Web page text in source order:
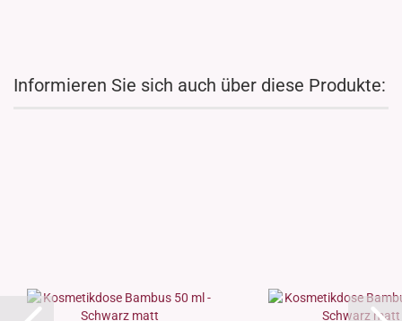
Informieren Sie sich auch über diese Produkte: